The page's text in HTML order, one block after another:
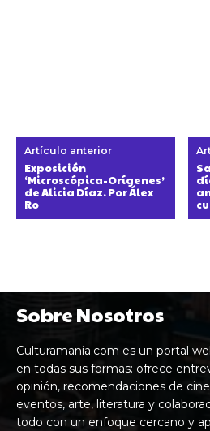
Artículo anterior
Exposición
‘Microscópica-Orígenes’
de Alicia Díaz. Por Álex
Ro
Sobre Nosotros
Culturamania.com es un portal
en todas sus formas: ofrece
opinión, recomendaciones de
eventos, arte, literatura y
todo con un enfoque cercano y